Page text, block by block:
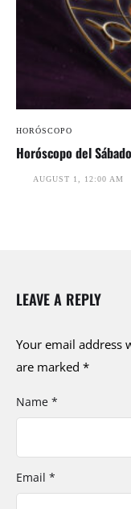
HORÓSCOPO
Horóscopo del
AUGUST 1, 12:00 AM
LEAVE A REPLY
Your email address
are marked *
Name *
Email *